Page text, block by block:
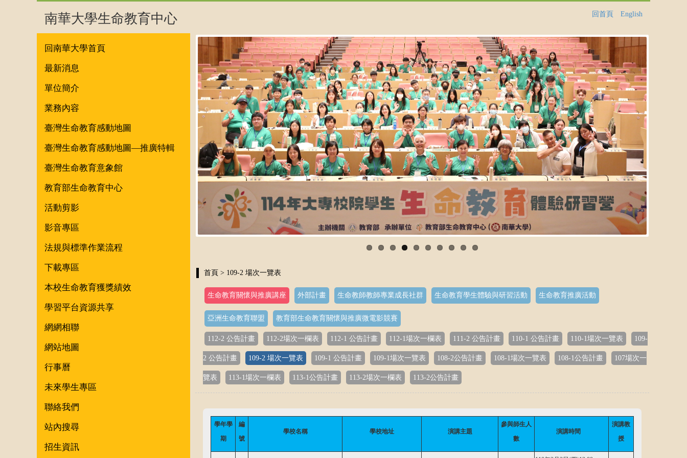
南華大學生命教育中心 回首頁 English
回南華大學首頁
最新消息
單位簡介
業務內容
臺灣生命教育感動地圖
臺灣生命教育感動地圖—推廣特輯
臺灣生命教育意象館
教育部生命教育中心
活動剪影
影音專區
法規與標準作業流程
下載專區
本校生命教育獲獎績效
學習平台資源共享
網網相聯
網站地圖
行事曆
未來學生專區
聯絡我們
站內搜尋
招生資訊
首頁 > 109-2 場次一覽表
生命教育關懷與推廣講座 外部計畫 生命教師教師專業成長社群 生命教育學生體驗與研習活動 生命教育推廣活動
亞洲生命教育聯盟 教育部生命教育關懷與推廣微電影競賽
112-2 公告計畫 112-2場次一欄表 112-1 公告計畫 112-1場次一欄表 111-2 公告計畫 110-1 公告計畫 110-1場次一覽表 109-
2 公告計畫 109-2 場次一覽表 109-1 公告計畫 109-1場次一覽表 108-2公告計畫 108-1場次一覽表 108-1公告計畫 107場次一
覽表 113-1場次一欄表 113-1公告計畫 113-2場次一欄表 113-2公告計畫
學年學
期
編
號
學校名稱 學校地址 演講主題
參與師生人
數
演講時間
演講教
授